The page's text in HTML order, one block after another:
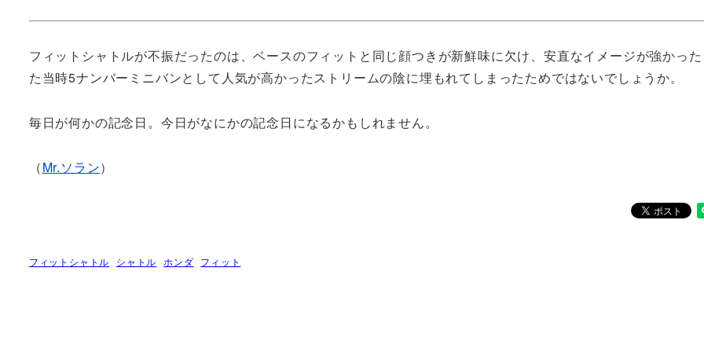
フィットシャトルが不振だったのは、ベースのフィットと同じ顔つきが新鮮味に欠け、安直なイメージが強かっ
た当時5ナンバーミニバンとして人気が高かったストリームの陰に埋もれてしまったためではないでしょうか。
毎日が何かの記念日。今日がなにかの記念日になるかもしれません。
（Mr.ソラン）
フィットシャトル シャトル ホンダ フィット